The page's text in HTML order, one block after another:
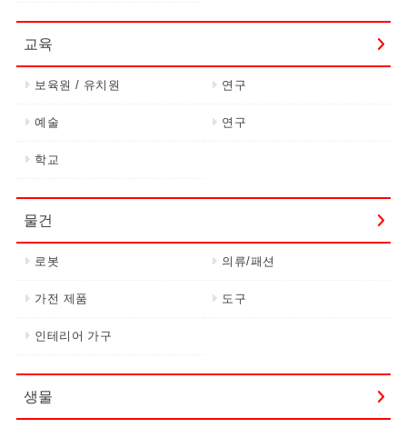
교육
보육원 / 유치원 연구
예술 연구
학교
물건
로봇 의류/패션
가전 제품 도구
인테리어 가구
생물